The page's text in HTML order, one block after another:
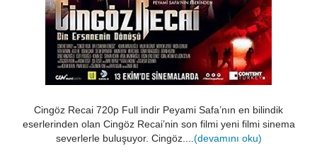
Cingöz Recai 720p Full indir Peyami Safa’nın en bilindik
eserlerinden olan Cingöz Recai’nin son filmi yeni filmi sinema
severlerle buluşuyor. Cingöz.... (devamını oku)